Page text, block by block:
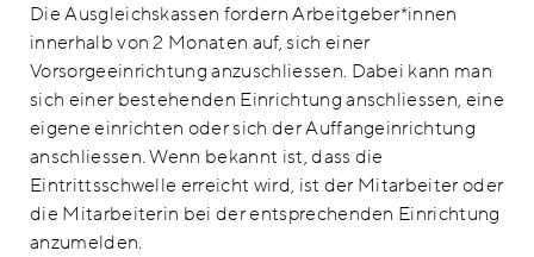
Die Ausgleichskassen fordern Arbeitgeber*innen
innerhalb von 2 Monaten auf, sich einer
Vorsorgeeinrichtung anzuschliessen. Dabei kann man
sich einer bestehenden Einrichtung anschliessen, eine
eigene einrichten oder sich der Auffangeinrichtung
anschliessen. Wenn bekannt ist, dass die
Eintrittsschwelle erreicht wird, ist der Mitarbeiter oder
die Mitarbeiterin bei der entsprechenden Einrichtung
anzumelden.